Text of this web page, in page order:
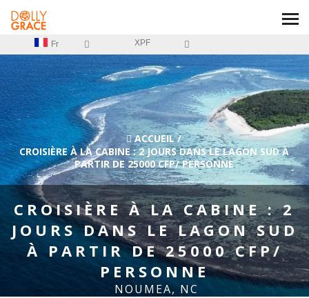
Fr XPF
ACCUEIL/
CROISIÈRE À LA CABINE : 2 JOURS DANS LE LAGON SUD À
PARTIR DE 25000 CFP/ PERSONNE
CROISIÈRE À LA CABINE : 2
JOURS DANS LE LAGON SUD
À PARTIR DE 25000 CFP/
PERSONNE
NOUMEA, NC